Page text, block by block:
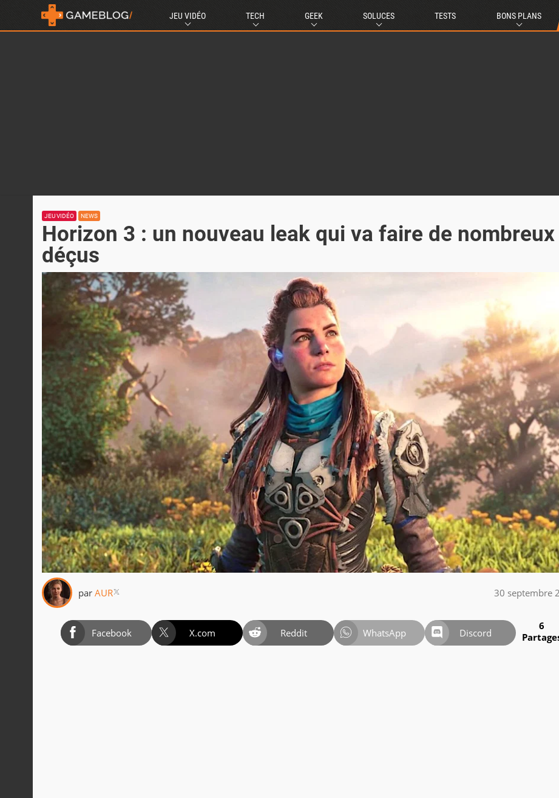
JEU VIDÉO TECH GEEK SOLUCES TESTS BONS PLANS
JEU VIDÉO NEWS
Horizon 3 : un nouveau leak qui va faire de nombreux
déçus
par AUR 30 septembre
Facebook X.com Reddit WhatsApp Discord
6